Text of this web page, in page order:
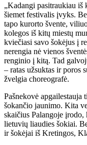
„Kadangi pasitraukiau
šiemet festivalis įvyks.
tapo kurorto švente,
kolegos iš kitų miestų
kviečiasi savo šokėjus į
nerengia nė vienos
renginio į kitą. Tad
– ratas užsuktas ir poros
žvelgia choreografė.
Pašnekovė
šokančio jaunimo. Kita
skaičius Palangoje
lietuvių liaudies šokiai.
ir šokėjai iš Kretingos,